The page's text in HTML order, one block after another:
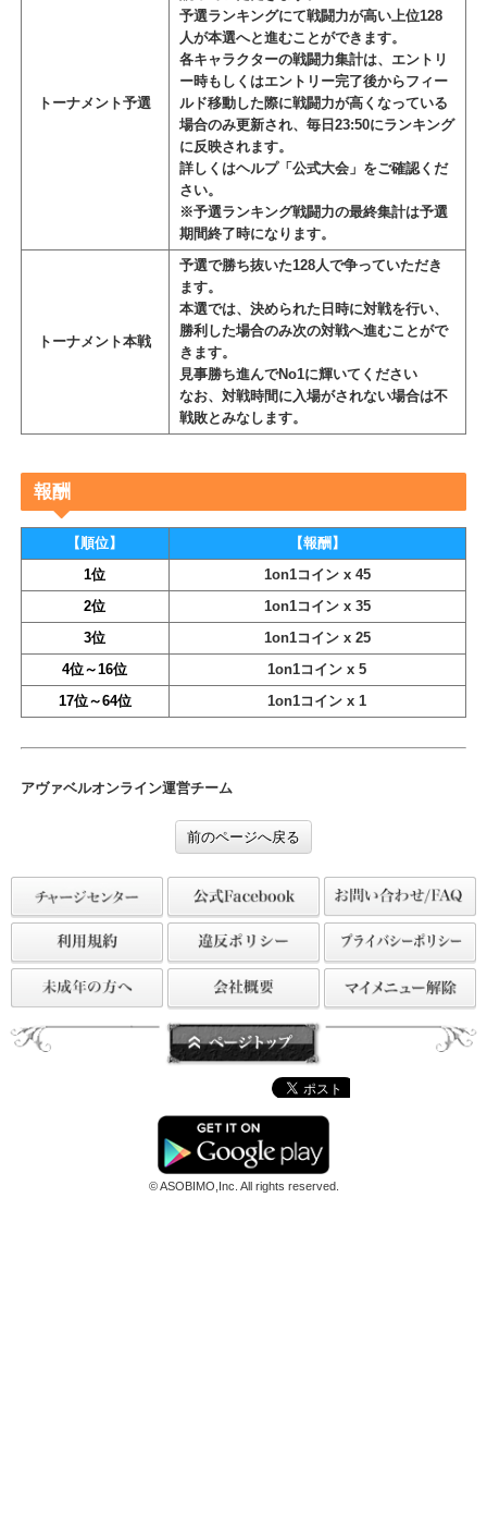
決められた開始時間で1vs1バトルを行いま
す。
予選期間中は、個人戦闘力でランキングを
競っていただきます。
予選ランキングにて戦闘力が高い上位128
人が本選へと進むことができます。
各キャラクターの戦闘力集計は、エントリ
ー時もしくはエントリー完了後からフィー
ルド移動した際に戦闘力が高くなっている
場合のみ更新され、毎日23:50にランキング
に反映されます。
詳しくはヘルプ「公式大会」をご確認くだ
さい。
※予選ランキング戦闘力の最終集計は予選
期間終了時になります。
予選で勝ち抜いた128人で争っていただき
ます。
本選では、決められた日時に対戦を行い、
きます。
なお、対戦時間に入場がされない場合は不
戦敗とみなします。
報酬
【順位】
【報酬】
1位
1on1コイン x 45
2位
1on1コイン x 35
3位
1on1コイン x 5
1on1コイン x 1
アヴァベルオンライン運営チーム
前のページへ戻る